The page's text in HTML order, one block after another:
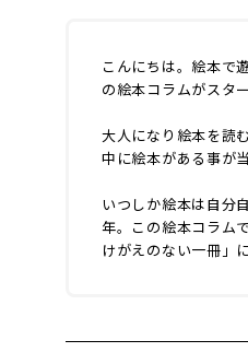
こんにちは。絵本で
の絵本コラムがスタ
大人になり絵本を読
中に絵本がある事が
いつしか絵本は自分
年。この絵本コラム
けがえのない一冊」